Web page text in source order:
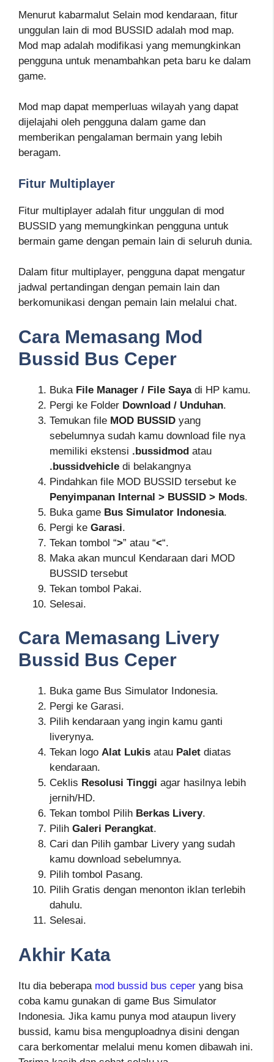
Menurut kabarmalut Selain mod kendaraan, fitur
unggulan lain di mod BUSSID adalah mod map.
Mod map adalah modifikasi yang memungkinkan
pengguna untuk menambahkan peta baru ke dalam
game.
Mod map dapat memperluas wilayah yang dapat
dijelajahi oleh pengguna dalam game dan
memberikan pengalaman bermain yang lebih
beragam.
Fitur Multiplayer
Fitur multiplayer adalah fitur unggulan di mod
BUSSID yang memungkinkan pengguna untuk
bermain game dengan pemain lain di seluruh dunia.
Dalam fitur multiplayer, pengguna dapat mengatur
jadwal pertandingan dengan pemain lain dan
berkomunikasi dengan pemain lain melalui chat.
Cara Memasang Mod
Bussid Bus Ceper
Buka File Manager / File Sayadi HP kamu.
Pergi ke Folder Download / Unduhan.
Temukan file MOD BUSSID yang
sebelumnya sudah kamu download file nya
memiliki ekstensi .bussidmod atau
.bussidvehicle di belakangnya
Pindahkan file MOD BUSSID tersebut ke
Penyimpanan Internal > BUSSID > Mods.
Buka game Bus Simulator Indonesia.
Pergi ke Garasi.
Tekan tombol “>” atau “<“.
Maka akan muncul Kendaraan dari MOD
BUSSID tersebut
Tekan tombol Pakai.
Selesai.
Cara Memasang Livery
Bussid Bus Ceper
Buka game Bus Simulator Indonesia.
Pergi ke Garasi.
Pilih kendaraan yang ingin kamu ganti
liverynya.
Tekan logo Alat Lukis atau Palet diatas
kendaraan.
Ceklis Resolusi Tinggi agar hasilnya lebih
jernih/HD.
Tekan tombol Pilih Berkas Livery.
Pilih Galeri Perangkat.
Cari dan Pilih gambar Livery yang sudah
kamu download sebelumnya.
Pilih tombol Pasang.
Pilih Gratis dengan menonton iklan terlebih
dahulu.
Selesai.
Akhir Kata
Itu dia beberapa mod bussid bus ceper yang bisa
coba kamu gunakan di game Bus Simulator
Indonesia. Jika kamu punya mod ataupun livery
bussid, kamu bisa menguploadnya disini dengan
cara berkomentar melalui menu komen dibawah ini.